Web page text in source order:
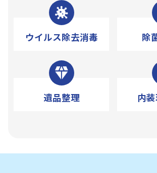
ウイルス除去消毒 除
遺品整理 内